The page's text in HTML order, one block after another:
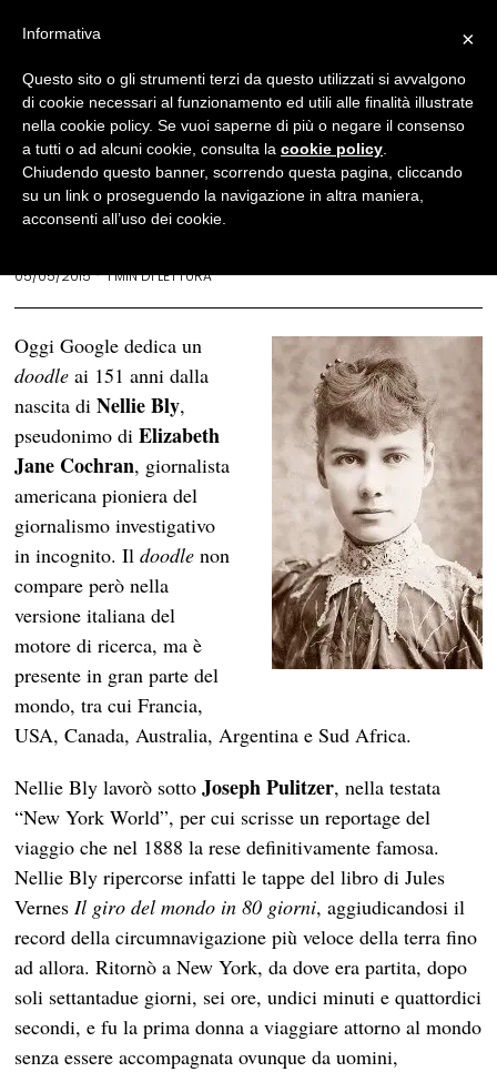
#IntellectualDoodle · News
#IntellectualDoodle – Nellie
Bly: il doodle di oggi
che in Italia non vediamo
REDAZIONE
05/05/2015 1 MIN DI LETTURA
Oggi Google dedica un
doodle ai 151 anni dalla
nascita diNellie Bly,
pseudonimo diElizabeth
Jane Cochran, giornalista
americana pioniera del
giornalismo investigativo
in incognito. Ildoodle non
compare però nella
versione italiana del
motore di ricerca, ma è
presente in gran parte del
mondo, tra cui Francia,
USA, Canada, Australia, Argentina e Sud Africa.
Nellie Bly lavorò sottoJoseph Pulitzer, nella testata
“New York World”, per cui scrisse un reportage del
viaggio che nel 1888 la rese definitivamente famosa.
Nellie Bly ripercorse infatti le tappe del libro di Jules
VernesIl giro del mondo in 80 giorni, aggiudicandosi il
record della circumnavigazione più veloce della terra fino
ad allora. Ritornò a New York, da dove era partita, dopo
soli settantadue giorni, sei ore, undici minuti e quattordici
secondi, e fu la prima donna a viaggiare attorno al mondo
senza essere accompagnata ovunque da uomini,
×
Informativa
Questo sito o gli strumenti terzi da questo utilizzati si avvalgono
di cookie necessari al funzionamento ed utili alle finalità illustrate
nella cookie policy. Se vuoi saperne di più o negare il consenso
a tutti o ad alcuni cookie, consulta la cookie policy
Chiudendo questo banner, scorrendo questa pagina, cliccando
su un link o proseguendo la navigazione in altra maniera,
acconsenti all’uso dei cookie.